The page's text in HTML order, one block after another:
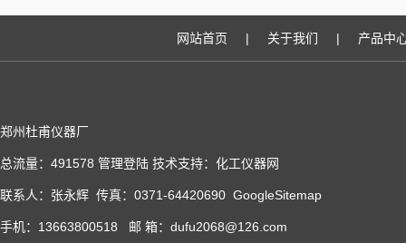
网站首页 | 关于我们 | 产品中
郑州杜甫仪器厂
总流量：491578 管理登陆 技术支持： 化工仪器网
联系人：张永辉 传真：0371-64420690 GoogleSitemap
手机：13663800518 邮 箱：dufu2068@126.com